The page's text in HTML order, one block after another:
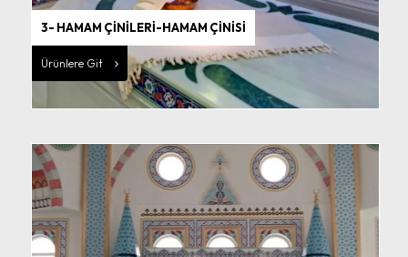
3- HAMAM ÇİNİLERİ-HAMAM ÇİNİSİ
Ürünlere Git